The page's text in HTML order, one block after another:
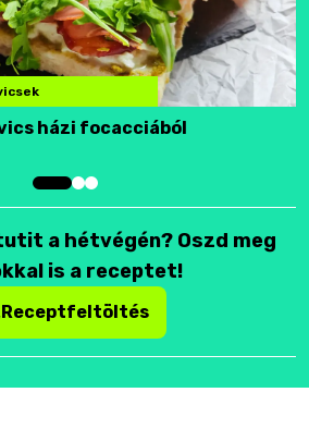
házi focacciából
a hétvégén? Oszd meg
is a receptet!
Receptfeltöltés